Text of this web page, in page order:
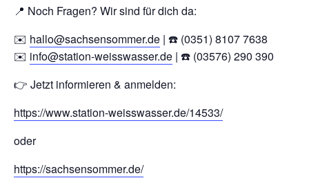
📍 Noch Fragen? Wir sind für dich da:
✉️ hallo@sachsensommer.de | ☎️ (0351) 8107 7638
✉️ info@station-weisswasser.de | ☎️ (03576) 290 390
👉 Jetzt informieren & anmelden:
https://www.station-weisswasser.de/14533/
oder
https://sachsensommer.de/